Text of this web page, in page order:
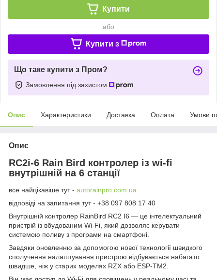
Купити
або
Купити з
Що таке купити з Пром?
Замовлення під захистом
Опис Характеристики Доставка Оплата Умови
Опис
RC2i-6 Rain Bird контролер із wi-fi
внутрішній на 6 станції
все найцікавіше тут - autorainpro.com.ua
відповіді на запитання тут - +38 097 808 17 40
Внутрішній контролер RainBird RC2 I6 — це інтелектуальний
пристрій із вбудованим Wi-Fi, який дозволяє керувати
системою поливу з програми на смартфоні.
Завдяки оновленню за допомогою нової технології швидкого
сполучення налаштування пристрою відбувається набагато
швидше, ніж у старих моделях RZX або ESP-TM2.